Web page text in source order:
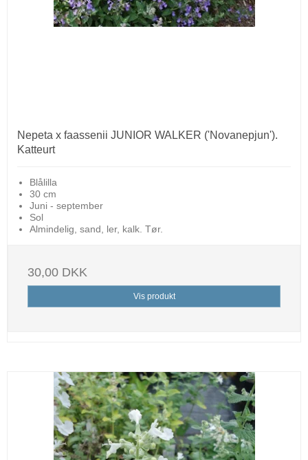
Nepeta x faassenii JUNIOR WALKER ('Novanepjun').
Katteurt
Blålilla
30 cm
Juni - september
Sol
Almindelig, sand, ler, kalk. Tør.
30,00 DKK
Vis produkt